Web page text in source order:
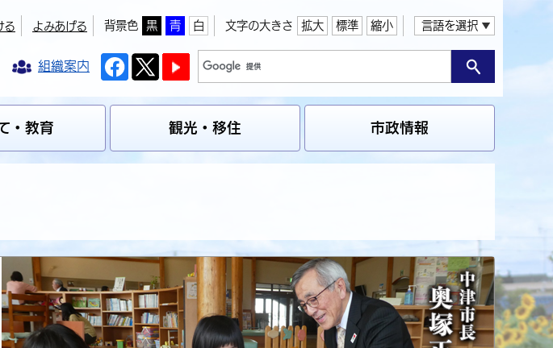
る よみあげる 背景色 黒 青 白 文字の大きさ 拡大 標準 縮小 言語を選択
組織案内
・教育 観光・移住 市政情報